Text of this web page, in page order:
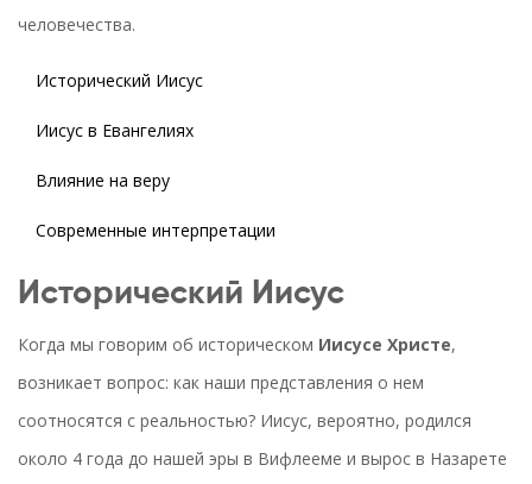
человечества.
Исторический Иисус
Иисус в Евангелиях
Влияние на веру
Современные интерпретации
Исторический Иисус
Когда мы говорим об историческом Иисусе Христе,
возникает вопрос: как наши представления о нем
соотносятся с реальностью? Иисус, вероятно, родился
около 4 года до нашей эры в Вифлееме и вырос в Назарете